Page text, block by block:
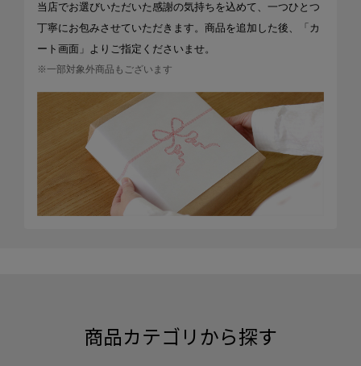
当店でお選びいただいた感謝の気持ちを込めて、一つひとつ
丁寧にお包みさせていただきます。商品を追加した後、「カ
ート画面」よりご指定くださいませ。
※一部対象外商品もございます
商品カテゴリから探す